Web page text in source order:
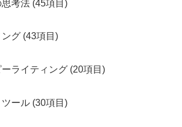
考法 (45項目)
グ (43項目)
ライティング (20項目)
ール (30項目)